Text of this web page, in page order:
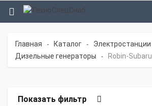
Главная - Каталог - Электростанции
Дизельные генераторы - Robin-Subaru
Показать фильтр